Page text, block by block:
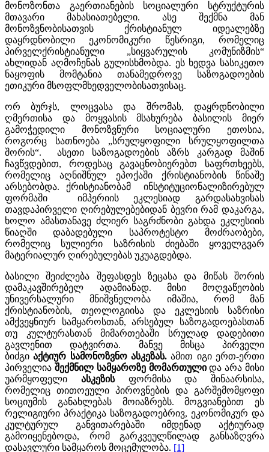
მონოზონთა გაერთიანების სოციალური სტრუქტურის
მთავარი მახასიათებელი. ასე შექმნა მან
მონოზვნობისათვის ქრისტიანულ იდეალებზე
დაყრდნობილი ეკონომიკური წესრიგი, რომელიც
პირველქრისტიანული „სიყვარულის კომუნიზმის“
ახლიდან აღმოჩენას გულისხმობდა. ეს ხედვა სასიკეთო
ნაყოფის მომტანია თანამედროვე საზოგადოების
ეთიკური მსოფლმხედველობისათვისაც.
ორ ბურჯს, ლოცვასა და შრომას, დაყრდნობილი
ღმერთისა და მოყვასის მსახურება ბასილის მიერ
გამოჭედილი მონოზვნური სოციალური ეთოსია,
როგორც სათნოება „სრულყოფილი სრულყოფილთა
შორის“. ასეთი საზოგადოების აზრს კარგად მაშინ
ჩავწვდებით, როდესაც გავაცნობიერებთ საფრთხეებს,
რომელიც აღნიშნულ ეპოქაში ქრისტიანობის წინაშე
არსებობდა. ქრისტიანობამ ინსტიტუციონალიზირებულ
ფორმაში იმპერიის ეკლესიად გარდასახვისას
თავდაპირველი ღირებულებებიდან ბევრი რამ დაკარგა,
ხოლო ამასთანავე ძლიერ საგრძნობი გახდა ეკლესიის
წიაღში დაბადებული საპროტესტო მოძრაობები,
რომელიც სულიერი საზრისის ძიებაში ყოველგვარ
მატერიალურ ღირებულებას უკუაგდებდა.
ბასილი შეიძლება შეფასდეს ზეცასა და მიწას შორის
დამაკავშირებელ ადამიანად. მისი მოღვაწეობის
უნივერსალური მნიშვნელობა იმაშია, რომ მან
ქრისტიანობის, თეოლოგიისა და ეკლესიის საზრისი
ამქვეყნიურ სამყაროსთან, არსებულ საზოგადოებასთან
თუ კულტურასთან მიმართებაში სრულად დადებითი
გავლენით დატვირთა. მანვე მისცა პირველი
ბიძგიაქტიურ სამონოზვნო ასკეზას. ამით იგი ერთ-ერთი
პირველია შექმნილ სამყაროზე მომართულიდა არა მისი
უარმყოფელი ასკეზისფორმისა და შინაარსისა,
რომელიც თითოეული პიროვნების და გარშემომყოფი
სოციუმის განახლებას მოიაზრებს. მოგვიანებით ეს
რელიგიური პრაქტიკა საზოგადოებრივ, ეკონომიკურ და
კულტურულ განვითარებაში იმდენად აქტიურად
გამოიყენებოდა, რომ გარკვეულწილად განსაზღვრა
დასავლური სამყაროს მოცემულობა. [1]